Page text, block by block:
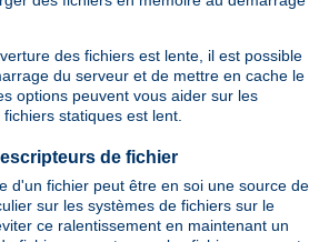
des fichiers est lente, il est possible
du serveur et de mettre en cache le
options peuvent vous aider sur les
statiques est lent.
de fichier
d'un fichier peut être en soi une source de
sur les systèmes de fichiers sur le
ce ralentissement en maintenant un